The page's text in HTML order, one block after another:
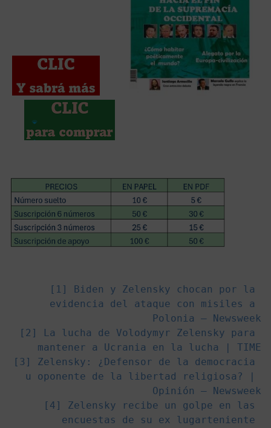
[1]
Biden y Zelensky chocan por la
evidencia del ataque con misiles a
Polonia – Newsweek
[2]
La lucha de Volodymyr Zelensky para
mantener a Ucrania en la lucha | TIME
[3] Zelensky: ¿Defensor de la democracia
u oponente de la libertad religiosa? |
Opinión – Newsweek
[4] Zelensky recibe un golpe en las
encuestas de su ex lugarteniente